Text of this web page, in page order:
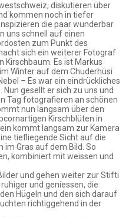
diskutieren über
kommen noch in tiefer
die paar wunderbar
uns schnell auf einen
zum Punkt des
sich ein weiterer Fotograf
Kirschbaum. Es ist Markus
Winter auf dem Chuderhüsi
– Es war ein eindrückliches
gesellt er sich zu uns und
Tag fotografieren an schönen
nun langsam über den
Kirschblüten in
kommt langsam zur Kamera
tiefliegende Sicht auf die
im Gras auf dem Bild. So
kombiniert mit weissen und
und gehen weiter zur Stifti
und geniessen, die
Hügeln und den sich darauf
richtiggehend in der